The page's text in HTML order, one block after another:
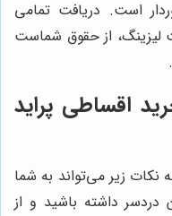
است. دریافت تمامی
لیزینگ، از حقوق شماست
اقساطی پراید
نکات زیر می‌تواند به شما
داشته باشید و از